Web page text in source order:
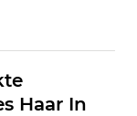
Haar In